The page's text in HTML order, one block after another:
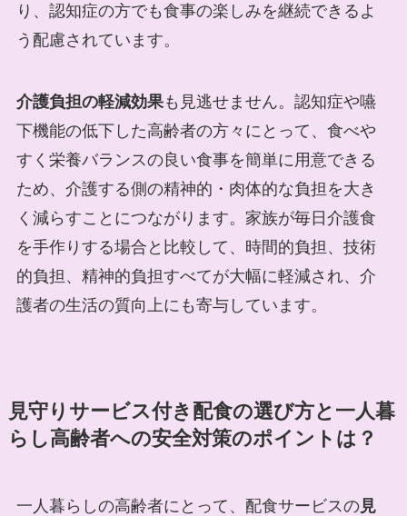
り、認知症の方でも食事の楽しみを継続できるよ
う配慮されています。
介護負担の軽減効果も見逃せません。認知症や嚥
下機能の低下した高齢者の方々にとって、食べや
すく栄養バランスの良い食事を簡単に用意できる
ため、介護する側の精神的・肉体的な負担を大き
く減らすことにつながります。家族が毎日介護食
を手作りする場合と比較して、時間的負担、技術
的負担、精神的負担すべてが大幅に軽減され、介
護者の生活の質向上にも寄与しています。
見守りサービス付き配食の選び方と一人暮
らし高齢者への安全対策のポイントは？
一人暮らしの高齢者にとって、配食サービスの見